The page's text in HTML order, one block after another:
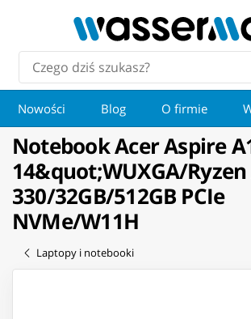
Nowości Blog O firmie
Notebook Acer Aspire
14&quot;WUXGA/Ryzen
330/32GB/512GB PCIe
NVMe/W11H
Laptopy i notebooki